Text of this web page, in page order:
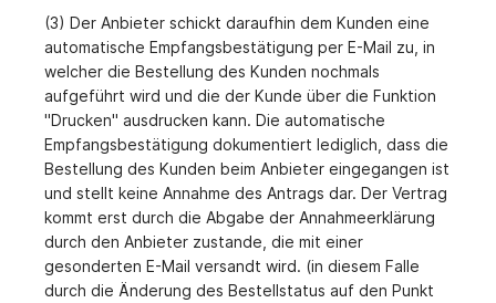
(3) Der Anbieter schickt daraufhin dem Kunden eine
automatische Empfangsbestätigung per E-Mail zu, in
welcher die Bestellung des Kunden nochmals
aufgeführt wird und die der Kunde über die Funktion
"Drucken" ausdrucken kann. Die automatische
Empfangsbestätigung dokumentiert lediglich, dass die
Bestellung des Kunden beim Anbieter eingegangen ist
und stellt keine Annahme des Antrags dar. Der Vertrag
kommt erst durch die Abgabe der Annahmeerklärung
durch den Anbieter zustande, die mit einer
gesonderten E-Mail versandt wird. (in diesem Falle
durch die Änderung des Bestellstatus auf den Punkt